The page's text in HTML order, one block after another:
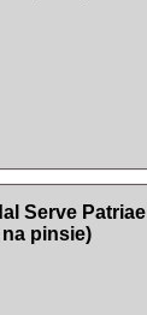
Serve Patriae
pinsie)